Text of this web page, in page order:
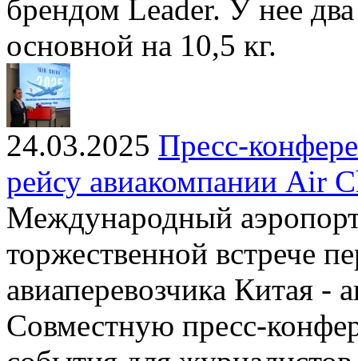
брендом Leader. У нее
основной на 10,5 кг.
24.03.2025 Пресс-
рейсу авиакомпании Air
Международный
торжественной встрече
авиаперевозчика Китая -
Совместную пресс-